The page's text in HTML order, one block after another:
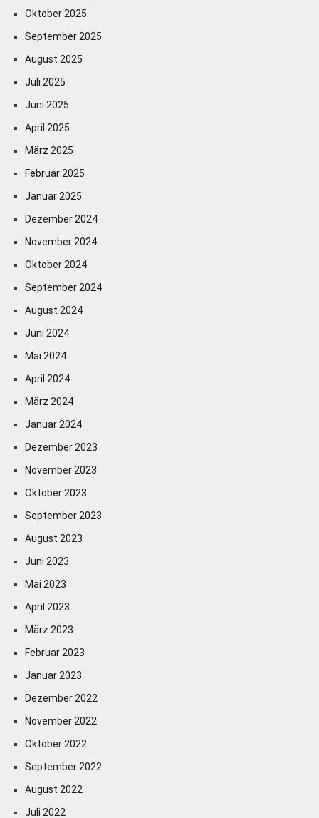
Oktober 2025
September 2025
August 2025
Juli 2025
Juni 2025
April 2025
März 2025
Februar 2025
Januar 2025
Dezember 2024
November 2024
Oktober 2024
September 2024
August 2024
Juni 2024
Mai 2024
April 2024
März 2024
Januar 2024
Dezember 2023
November 2023
Oktober 2023
September 2023
August 2023
Juni 2023
Mai 2023
April 2023
März 2023
Februar 2023
Januar 2023
Dezember 2022
November 2022
Oktober 2022
September 2022
August 2022
Juli 2022